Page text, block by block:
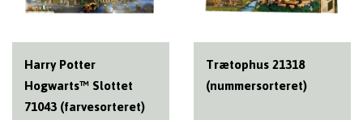
Harry Potter
Hogwarts™ Slottet
71043 (farvesorteret)
Trætophus 21318
(nummersorteret)